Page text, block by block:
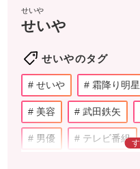
せいや
せいや
せいやのタグ
せいや 霜降り明星
美容 武田鉄矢
男優 テレビ番組